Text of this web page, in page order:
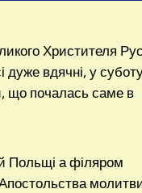
Христителя
дуже вдячні, у
що почалась саме в
Польщі а філяром